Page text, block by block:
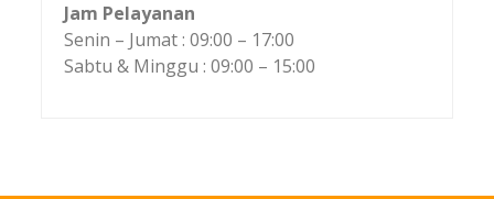
Jam Pelayanan
Senin – Jumat : 09:00 – 17:00
Sabtu & Minggu : 09:00 – 15:00